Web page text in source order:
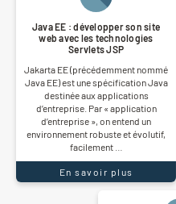
Java EE : développer son site
web avec les technologies
Servlets JSP
Jakarta EE (précédemment nommé
Java EE) est une spécification Java
destinée aux applications
d’entreprise. Par « application
d’entreprise », on entend un
environnement robuste et évolutif,
facilement …
En savoir plus